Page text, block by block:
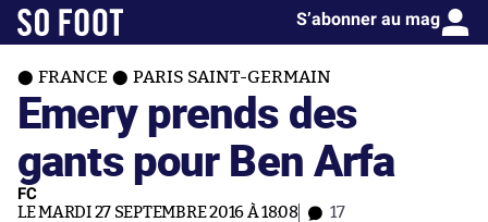
S’abonner au mag
FRANCE PARIS SAINT-GERMAIN
Emery prends des
gants pour Ben Arfa
FC
LE MARDI 27 SEPTEMBRE 2016 À 18:08 17